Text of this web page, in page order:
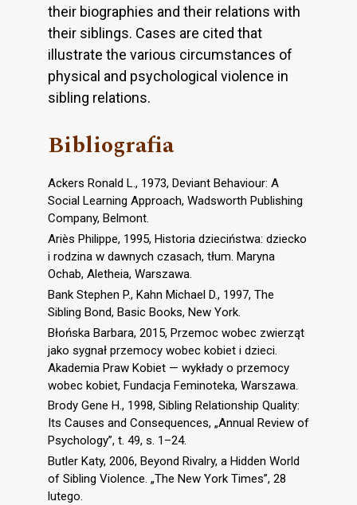
their biographies and their relations with
their siblings. Cases are cited that
illustrate the various circumstances of
physical and psychological violence in
sibling relations.
Bibliografia
Ackers Ronald L., 1973, Deviant Behaviour: A
Social Learning Approach, Wadsworth Publishing
Company, Belmont.
Ariès Philippe, 1995, Historia dzieciństwa: dziecko
i rodzina w dawnych czasach, tłum. Maryna
Ochab, Aletheia, Warszawa.
Bank Stephen P., Kahn Michael D., 1997, The
Sibling Bond, Basic Books, New York.
Błońska Barbara, 2015, Przemoc wobec zwierząt
jako sygnał przemocy wobec kobiet i dzieci.
Akademia Praw Kobiet — wykłady o przemocy
wobec kobiet, Fundacja Feminoteka, Warszawa.
Brody Gene H., 1998, Sibling Relationship Quality:
Its Causes and Consequences, „Annual Review of
Psychology”, t. 49, s. 1–24.
Butler Katy, 2006, Beyond Rivalry, a Hidden World
of Sibling Violence. „The New York Times”, 28
lutego.